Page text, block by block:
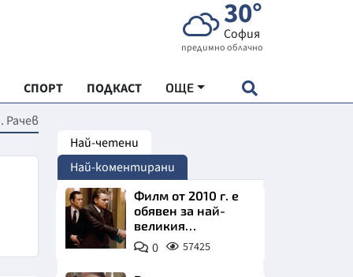
30°
София
предимно облачно
СПОРТ ПОДКАСТ ОЩЕ
"ЧУДЕСАТА НА БЪЛГАРИЯ"
Рачев
Най-четени
Най-коментирани
Филм от 2010 г. е
обявен за най-
великия
психологически
трилър в
0 57425